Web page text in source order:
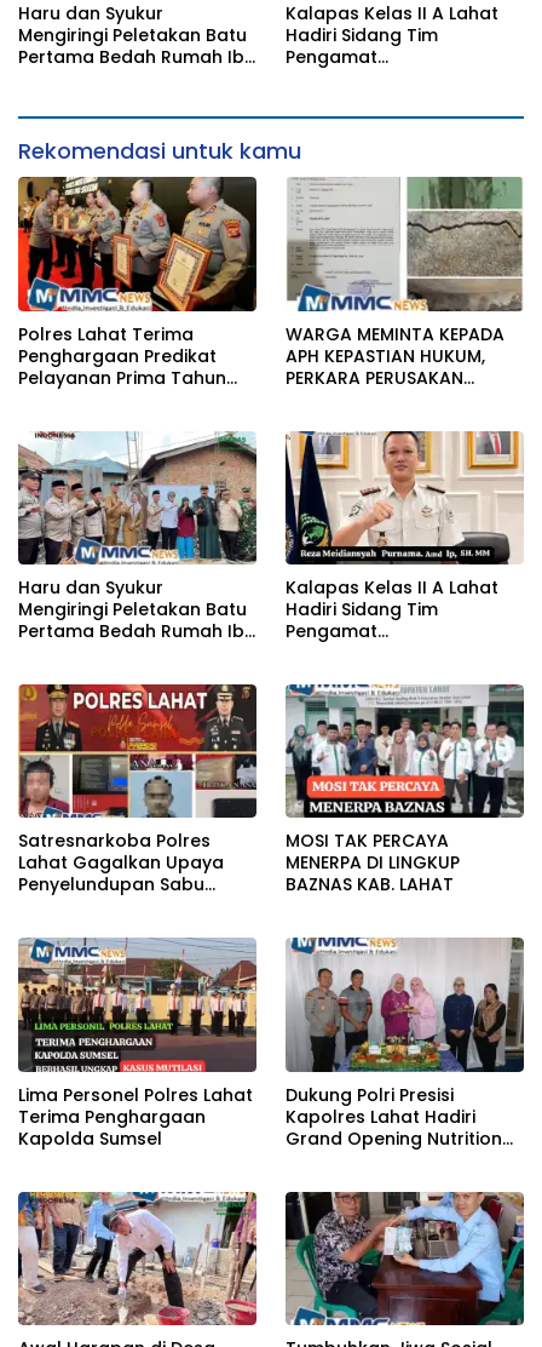
Haru dan Syukur
Mengiringi Peletakan Batu
Pertama Bedah Rumah Ibu
Kalapas Kelas II A Lahat
Hadiri Sidang Tim
Pengamat
DirJenPas Sumsel Dan
Bapas Kelas II Lahat
Rekomendasi untuk kamu
Polres Lahat Terima
Penghargaan Predikat
Pelayanan Prima Tahun
WARGA MEMINTA KEPADA
APH KEPASTIAN HUKUM,
PERKARA PERUSAKAN
Haru dan Syukur
Mengiringi Peletakan Batu
Pertama Bedah Rumah Ibu
Kalapas Kelas II A Lahat
Hadiri Sidang Tim
Pengamat
DirJenPas Sumsel Dan
Bapas Kelas II Lahat
Satresnarkoba Polres
Lahat Gagalkan Upaya
Penyelundupan Sabu
MOSI TAK PERCAYA
MENERPA DI LINGKUP
BAZNAS KAB. LAHAT
Lima Personel Polres Lahat
Terima Penghargaan
Kapolda Sumsel
Dukung Polri Presisi
Kapolres Lahat Hadiri
Grand Opening Nutrition